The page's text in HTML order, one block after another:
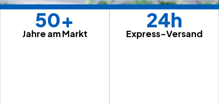
50+
Jahre am Markt
24h
Express-Versand